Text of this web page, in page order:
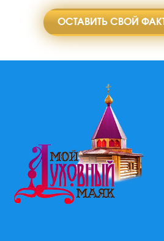
ОСТАВИТЬ СВОЙ